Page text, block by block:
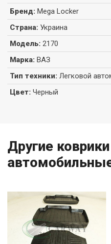
Бренд: Mega Locker
Страна: Украина
Модель: 2170
Марка: ВАЗ
Тип техники: Легковой
Цвет: Черный
Другие коврики